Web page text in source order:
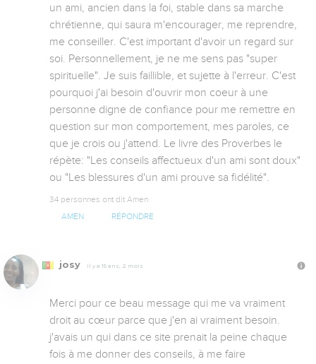
un ami, ancien dans la foi, stable dans sa marche
chrétienne, qui saura m'encourager, me reprendre,
me conseiller. C'est important d'avoir un regard sur
soi. Personnellement, je ne me sens pas "super
spirituelle". Je suis faillible, et sujette à l'erreur. C'est
pourquoi j'ai besoin d'ouvrir mon coeur à une
personne digne de confiance pour me remettre en
question sur mon comportement, mes paroles, ce
que je crois ou j'attend. Le livre des Proverbes le
répète: "Les conseils affectueux d'un ami sont doux"
ou "Les blessures d'un ami prouve sa fidélité".
34 personnes ont dit Amen
AMEN RÉPONDRE
josy Il y a 15 ans, 2 mois
Merci pour ce beau message qui me va vraiment
droit au cœur parce que j'en ai vraiment besoin.
j'avais un qui dans ce site prenait la peine chaque
fois à me donner des conseils, à me faire